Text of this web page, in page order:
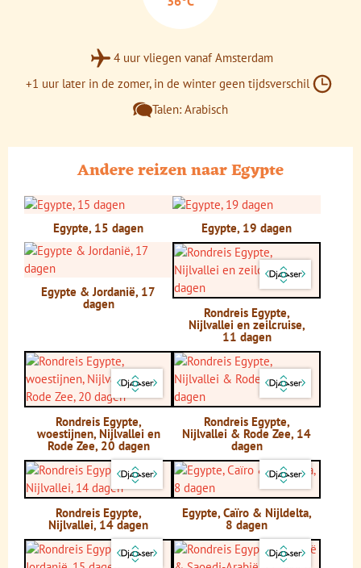
4 uur vliegen vanaf Amsterdam
+1 uur later in de zomer, in de winter geen tijdsverschil
Talen: Arabisch
Andere reizen naar Egypte
Egypte, 15 dagen Egypte, 19 dagen
Egypte & Jordanië, 17
dagen
Rondreis Egypte,
Nijlvallei en zeilcruise,
11 dagen
Rondreis Egypte,
woestijnen, Nijlvallei en
Rode Zee, 20 dagen
Rondreis Egypte,
Nijlvallei & Rode Zee, 14
dagen
Rondreis Egypte,
Nijlvallei, 14 dagen
Egypte, Caïro & Nijldelta,
8 dagen